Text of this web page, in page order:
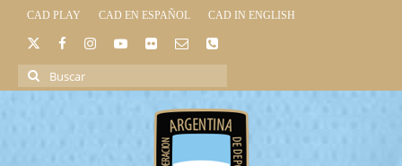
CAD PLAY CAD EN ESPAÑOL CAD IN ENGLISH
Buscar
por: